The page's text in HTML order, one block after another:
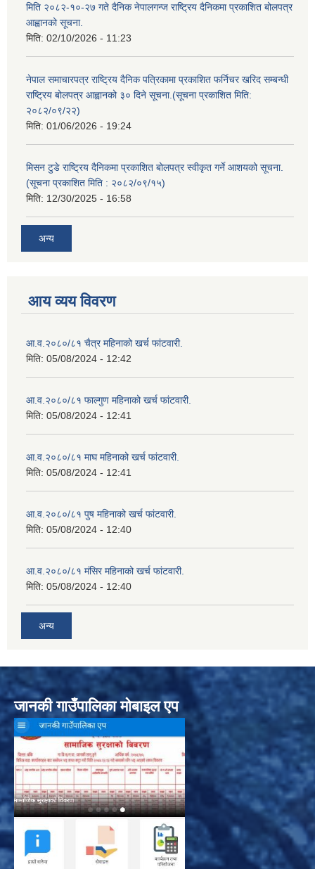
मिति २०८२-१०-२७ गते दैनिक नेपालगन्ज राष्ट्रिय दैनिकमा प्रकाशित बोलपत्र
आह्वानको सूचना.
मिति: 02/10/2026 - 11:23
नेपाल समाचारपत्र राष्ट्रिय दैनिक पत्रिकामा प्रकाशित फर्निचर खरिद सम्बन्धी
राष्ट्रिय बोलपत्र आह्वानको ३० दिने सूचना.(सूचना प्रकाशित मिति:
२०८२/०९/२२)
मिति: 01/06/2026 - 19:24
मिसन टुडे राष्ट्रिय दैनिकमा प्रकाशित बोलपत्र स्वीकृत गर्ने आशयको सूचना.
(सूचना प्रकाशित मिति : २०८२/०९/१५)
मिति: 12/30/2025 - 16:58
अन्य
आय व्यय विवरण
आ.व.२०८०/८१ चैत्र महिनाको खर्च फांटवारी.
मिति: 05/08/2024 - 12:42
आ.व.२०८०/८१ फाल्गुण महिनाको खर्च फांटवारी.
मिति: 05/08/2024 - 12:41
आ.व.२०८०/८१ माघ महिनाको खर्च फांटवारी.
मिति: 05/08/2024 - 12:41
आ.व.२०८०/८१ पुष महिनाको खर्च फांटवारी.
मिति: 05/08/2024 - 12:40
आ.व.२०८०/८१ मंसिर महिनाको खर्च फांटवारी.
मिति: 05/08/2024 - 12:40
अन्य
जानकी गाउँपालिका मोबाइल एप